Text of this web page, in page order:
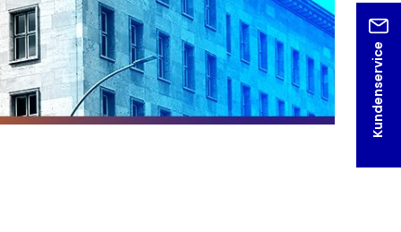
Kundenservice